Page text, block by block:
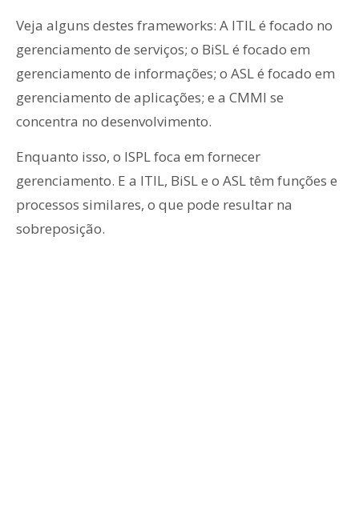
Veja alguns destes frameworks: A ITIL é focado no
gerenciamento de serviços; o BiSL é focado em
gerenciamento de informações; o ASL é focado em
gerenciamento de aplicações; e a CMMI se
concentra no desenvolvimento.
Enquanto isso, o ISPL foca em fornecer
gerenciamento. E a ITIL, BiSL e o ASL têm funções e
processos similares, o que pode resultar na
sobreposição.